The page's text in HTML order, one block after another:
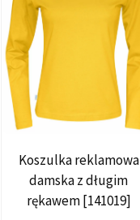
Koszulka reklamowa
damska z długim
rękawem [141019]